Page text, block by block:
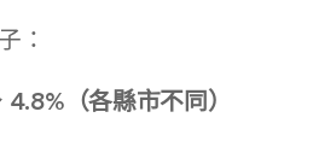
：
4.8%（各縣市不同）